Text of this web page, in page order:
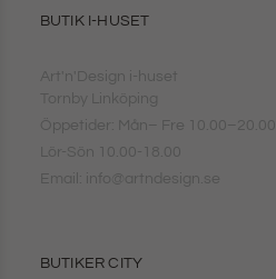
BUTIK I-HUSET
Art'n'Design i-huset
Tornby Linköping
Öppetider: Mån– Fre 10.00–20.00
Lör-Sön 10.00-18.00
Email: info@artndesign.se
BUTIKER CITY